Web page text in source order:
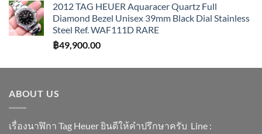
2012 TAG HEUER Aquaracer Quartz Full
Diamond Bezel Unisex 39mm Black Dial Stainless
Steel Ref. WAF111D RARE
฿49,900.00
ABOUT US
เรื่องนาฬิกา Tag Heuer ยินดีให้คำปรึกษาครับ ​Line :